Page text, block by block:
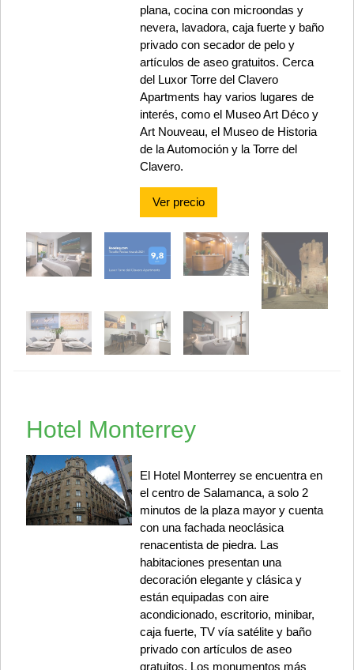
plana, cocina con microondas y
nevera, lavadora, caja fuerte y baño
privado con secador de pelo y
artículos de aseo gratuitos. Cerca
del Luxor Torre del Clavero
Apartments hay varios lugares de
interés, como el Museo Art Déco y
Art Nouveau, el Museo de Historia
de la Automoción y la Torre del
Clavero.
Ver precio
Hotel Monterrey
El Hotel Monterrey se encuentra en
el centro de Salamanca, a solo 2
minutos de la plaza mayor y cuenta
con una fachada neoclásica
renacentista de piedra. Las
habitaciones presentan una
decoración elegante y clásica y
están equipadas con aire
acondicionado, escritorio, minibar,
caja fuerte, TV vía satélite y baño
privado con artículos de aseo
gratuitos. Los monumentos más